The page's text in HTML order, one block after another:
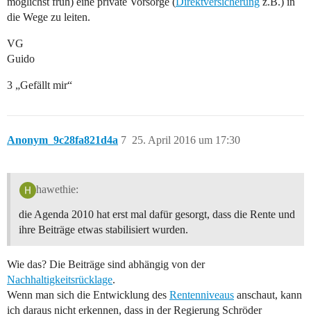
die Wege zu leiten.
VG
Guido
3 „Gefällt mir“
Anonym_9c28fa821d4a 25. April 2016 um 17:30
7
hawethie:
die Agenda 2010 hat erst mal dafür gesorgt, dass die Rente und
ihre Beiträge etwas stabilisiert wurden.
Wie das? Die Beiträge sind abhängig von der
Nachhaltigkeitsrücklage.
Wenn man sich die Entwicklung des Rentenniveaus anschaut, kann
ich daraus nicht erkennen, dass in der Regierung Schröder